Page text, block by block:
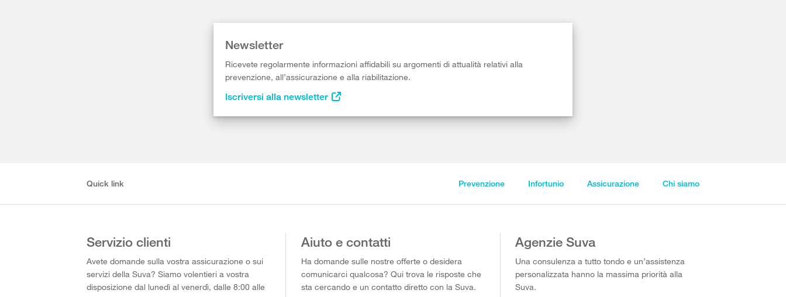
Newsletter
Ricevete regolarmente informazioni affidabili su argomenti di attualità relativi alla
prevenzione, all’assicurazione e alla riabilitazione.
Iscriversi alla newsletter
Quick link Prevenzione Infortunio Assicurazione Chi siamo
Servizio clienti
Avete domande sulla vostra assicurazione o sui
servizi della Suva? Siamo volentieri a vostra
disposizione dal lunedì al venerdì, dalle 8:00 alle
Aiuto e contatti
Ha domande sulle nostre offerte o desidera
comunicarci qualcosa? Qui trova le risposte che
sta cercando e un contatto diretto con la Suva.
Agenzie Suva
Una consulenza a tutto tondo e un’assistenza
personalizzata hanno la massima priorità alla
Suva.